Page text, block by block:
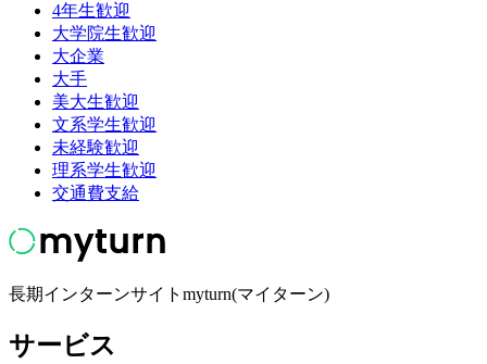
4年生歓迎
大学院生歓迎
大企業
大手
美大生歓迎
文系学生歓迎
未経験歓迎
理系学生歓迎
交通費支給
長期インターンサイトmyturn(マイターン)
サービス